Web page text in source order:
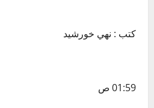
كتب : نهي خورشيد
01:59 ص